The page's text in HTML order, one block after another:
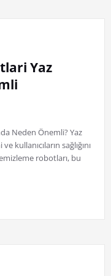
Yaz
Neden Önemli? Yaz
kullanıcıların sağlığını
robotları, bu